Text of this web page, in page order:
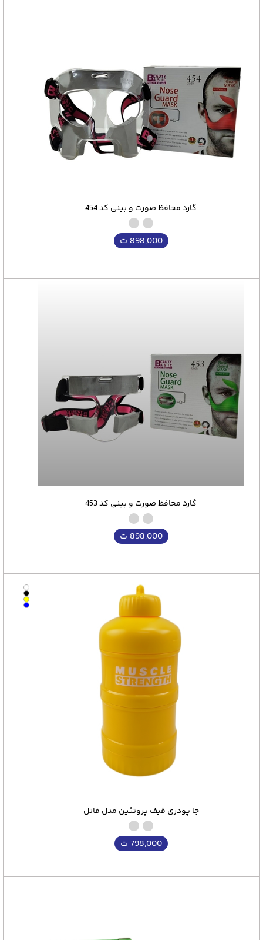
گارد محافظ صورت و بینی کد 454
898,000 ت
گارد محافظ صورت و بینی کد 453
898,000 ت
جا پودری قیف پروتئین مدل فانل
798,000 ت